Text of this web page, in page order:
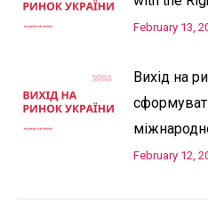
February 13,
Вихід на
February 12,